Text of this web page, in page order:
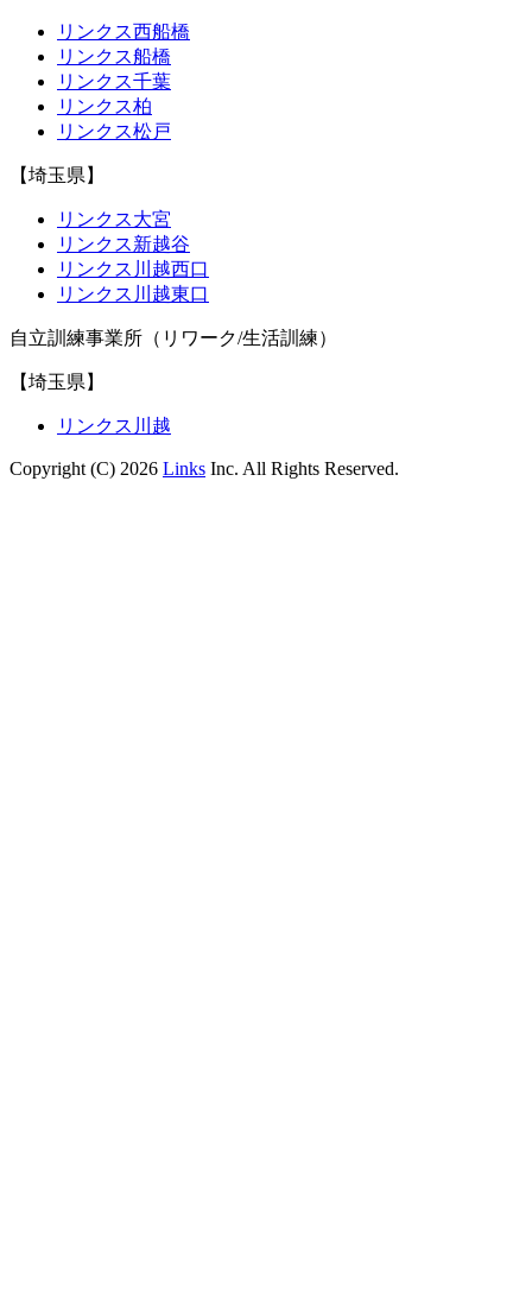
リンクス西船橋
リンクス船橋
リンクス千葉
リンクス柏
リンクス松戸
【埼玉県】
リンクス大宮
リンクス新越谷
リンクス川越西口
リンクス川越東口
自立訓練事業所（リワーク/生活訓練）
【埼玉県】
リンクス川越
Copyright (C) 2026 Links Inc. All Rights Reserved.